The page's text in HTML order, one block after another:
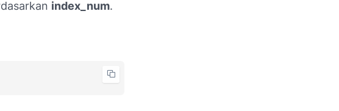
index_num.